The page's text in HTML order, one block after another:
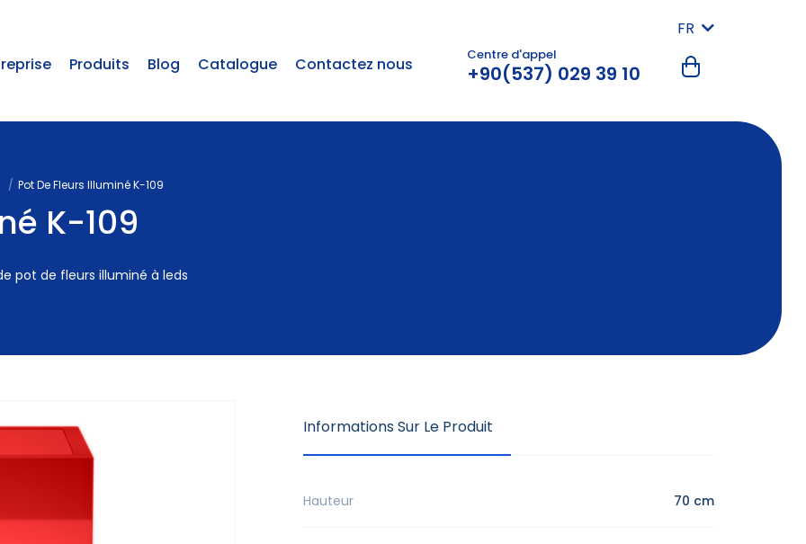
FR
Produits Blog Catalogue Contactez nous Centre d'appel
+90(537) 029 39 10
Pot De Fleurs Illuminé K-109
K-109
pot de fleurs illuminé à leds
Informations Sur Le Produit
Hauteur 70 cm